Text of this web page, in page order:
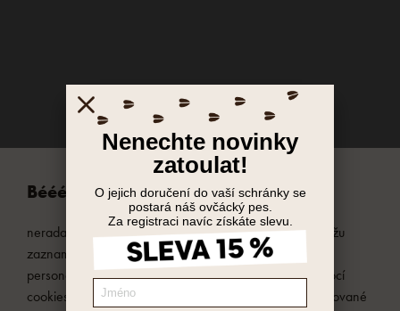
Bééé, já jsem Májenka,
nerada ruším, ale potřebuji od vás kopýtko na to, že můžu
zaznamenávat, jak se vám na Ovečkárně líbí. Pro
personalizaci reklam zpracováváme osobní údaje pomocí
cookies. Tyto technologie používáme i pro nepersonalizované